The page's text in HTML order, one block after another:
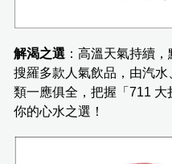
解渴之選 ：高溫天氣持續
搜羅多款人氣飲品，由汽
類一應俱全，把握「711
你的心水之選！